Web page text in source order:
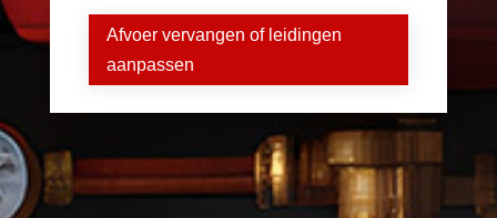
Afvoer vervangen of leidingen
aanpassen